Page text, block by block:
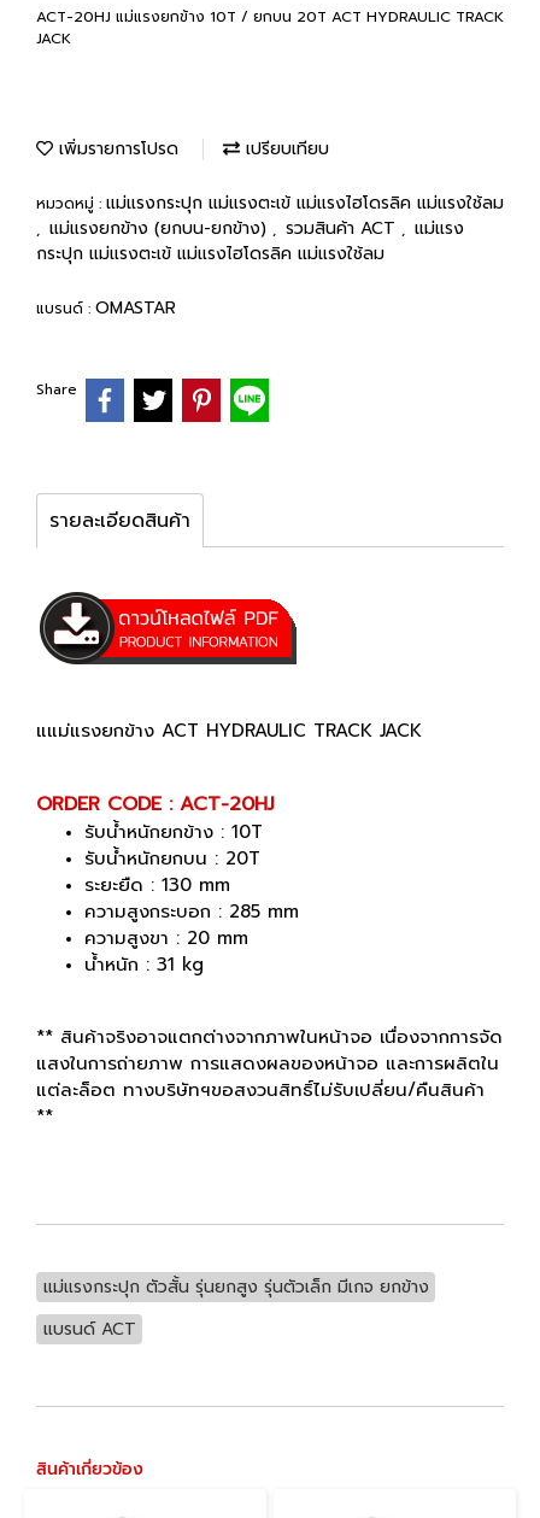
ACT-20HJ แม่แรงยกข้าง 10T / ยกบน 20T ACT HYDRAULIC TRACK
JACK
เพิ่มรายการโปรด เปรียบเทียบ
หมวดหมู่ : แม่แรงกระปุก แม่แรงตะเข้ แม่แรงไฮโดรลิค แม่แรงใช้ลม
, แม่แรงยกข้าง (ยกบน-ยกข้าง) , รวมสินค้า ACT , แม่แรง
กระปุก แม่แรงตะเข้ แม่แรงไฮโดรลิค แม่แรงใช้ลม
แบรนด์ : OMASTAR
Share
รายละเอียดสินค้า
แแม่แรงยกข้าง ACT HYDRAULIC TRACK JACK
ORDER CODE : ACT-20HJ
รับน้ำหนักยกข้าง : 10T
รับน้ำหนักยกบน : 20T
ระยะยืด : 130 mm
ความสูงกระบอก : 285 mm
ความสูงขา : 20 mm
น้ำหนัก : 31 kg
** สินค้าจริงอาจแตกต่างจากภาพในหน้าจอ เนื่องจากการจัด
แสงในการถ่ายภาพ การแสดงผลของหน้าจอ และการผลิตใน
แต่ละล็อต ทางบริษัทฯขอสงวนสิทธิ์ไม่รับเปลี่ยน/คืนสินค้า
**
แม่แรงกระปุก ตัวสั้น รุ่นยกสูง รุ่นตัวเล็ก มีเกจ ยกข้าง
แบรนด์ ACT
สินค้าเกี่ยวข้อง